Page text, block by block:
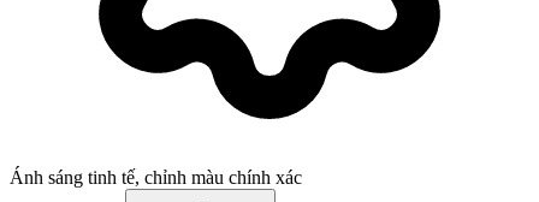
Ánh sáng tinh tế, chỉnh màu chính xác